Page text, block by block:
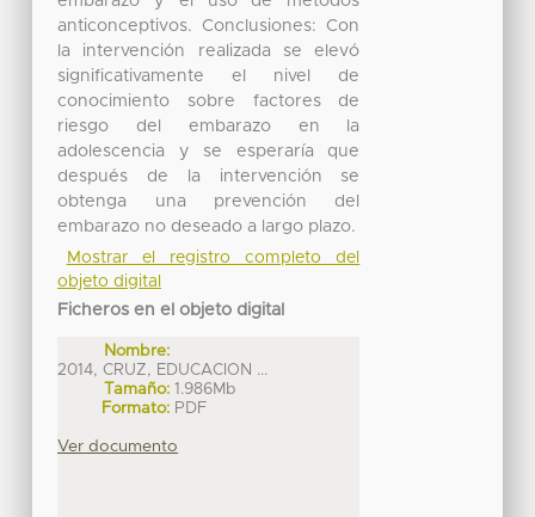
anticonceptivos. Conclusiones: Con
la intervención realizada se elevó
significativamente el nivel de
conocimiento sobre factores de
riesgo del embarazo en la
adolescencia y se esperaría que
después de la intervención se
obtenga una prevención del
embarazo no deseado a largo plazo.
Mostrar el registro completo del
objeto digital
Ficheros en el objeto digital
Nombre:
2014, CRUZ, EDUCACION ...
Tamaño: 1.986Mb
Formato: PDF
Ver documento